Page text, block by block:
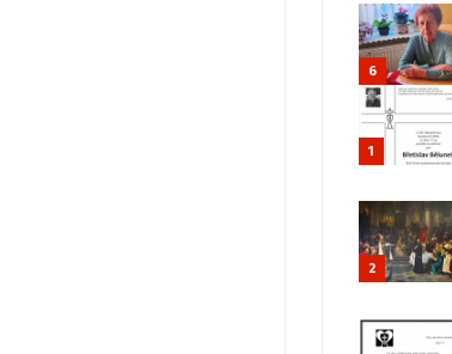
6
1
2